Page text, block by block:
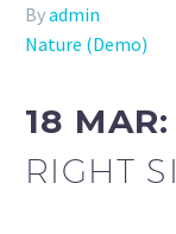
Byadmin
Nature (Demo)
18 MAR:
RIGHT